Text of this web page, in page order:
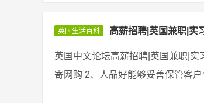
英国生活百科 高薪招聘|英国兼职|实
英国中文论坛高薪招聘|英国兼职|
寄网购 2、人品好能够妥善保管客